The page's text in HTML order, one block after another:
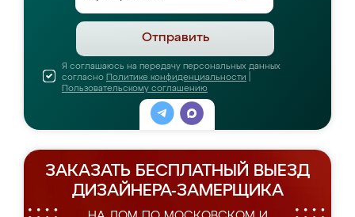
Отправить
Я соглашаюсь на передачу персональных данных
согласно Политике конфиденциальности
Пользовательскому соглашению
ЗАКАЗАТЬ БЕСПЛАТНЫЙ ВЫЕЗД
ДИЗАЙНЕРА-ЗАМЕРЩИКА